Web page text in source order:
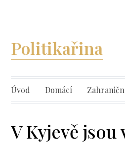
Politikařina
Úvod Domácí
V Kyjevě